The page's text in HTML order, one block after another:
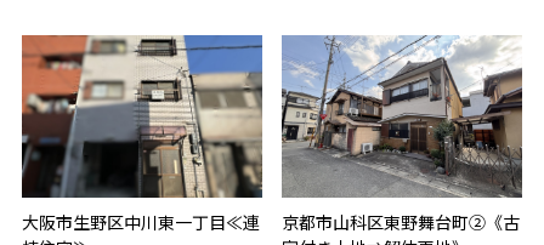
大阪市生野区中川東一丁目≪連
京都市山科区東野舞台町②《古